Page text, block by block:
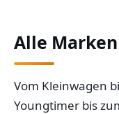
Alle
Vom Kleinwagen
Youngtimer bis